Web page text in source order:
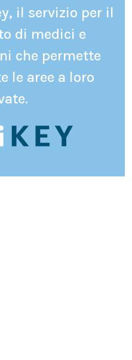
il servizio per il
di medici e
che permette
le aree a loro